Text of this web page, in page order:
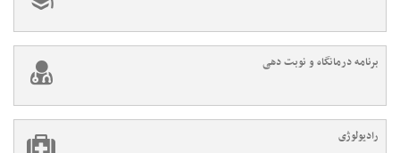
برنامه درمانگاه و نوبت دهی
رادیولوژی